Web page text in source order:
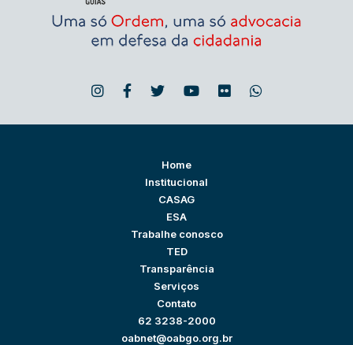
Home
Institucional
CASAG
ESA
Trabalhe conosco
TED
Transparência
Serviços
Contato
62 3238-2000
oabnet@oabgo.org.br